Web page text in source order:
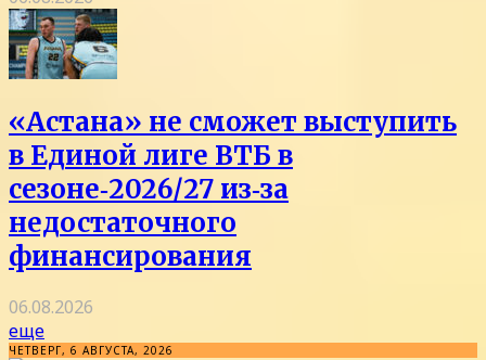
«Астана» не сможет выступить
в Единой лиге ВТБ в
сезоне‑2026/27 из‑за
недостаточного
финансирования
06.08.2026
еще
ЧЕТВЕРГ, 6 АВГУСТА, 2026